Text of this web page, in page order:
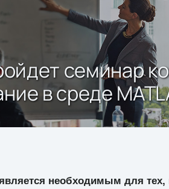
семинар
в среде
необходимым для